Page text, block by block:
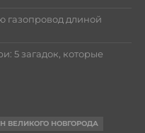
газопровод длиной
5 загадок, которые
ВЕЛИКОГО НОВГОРОДА